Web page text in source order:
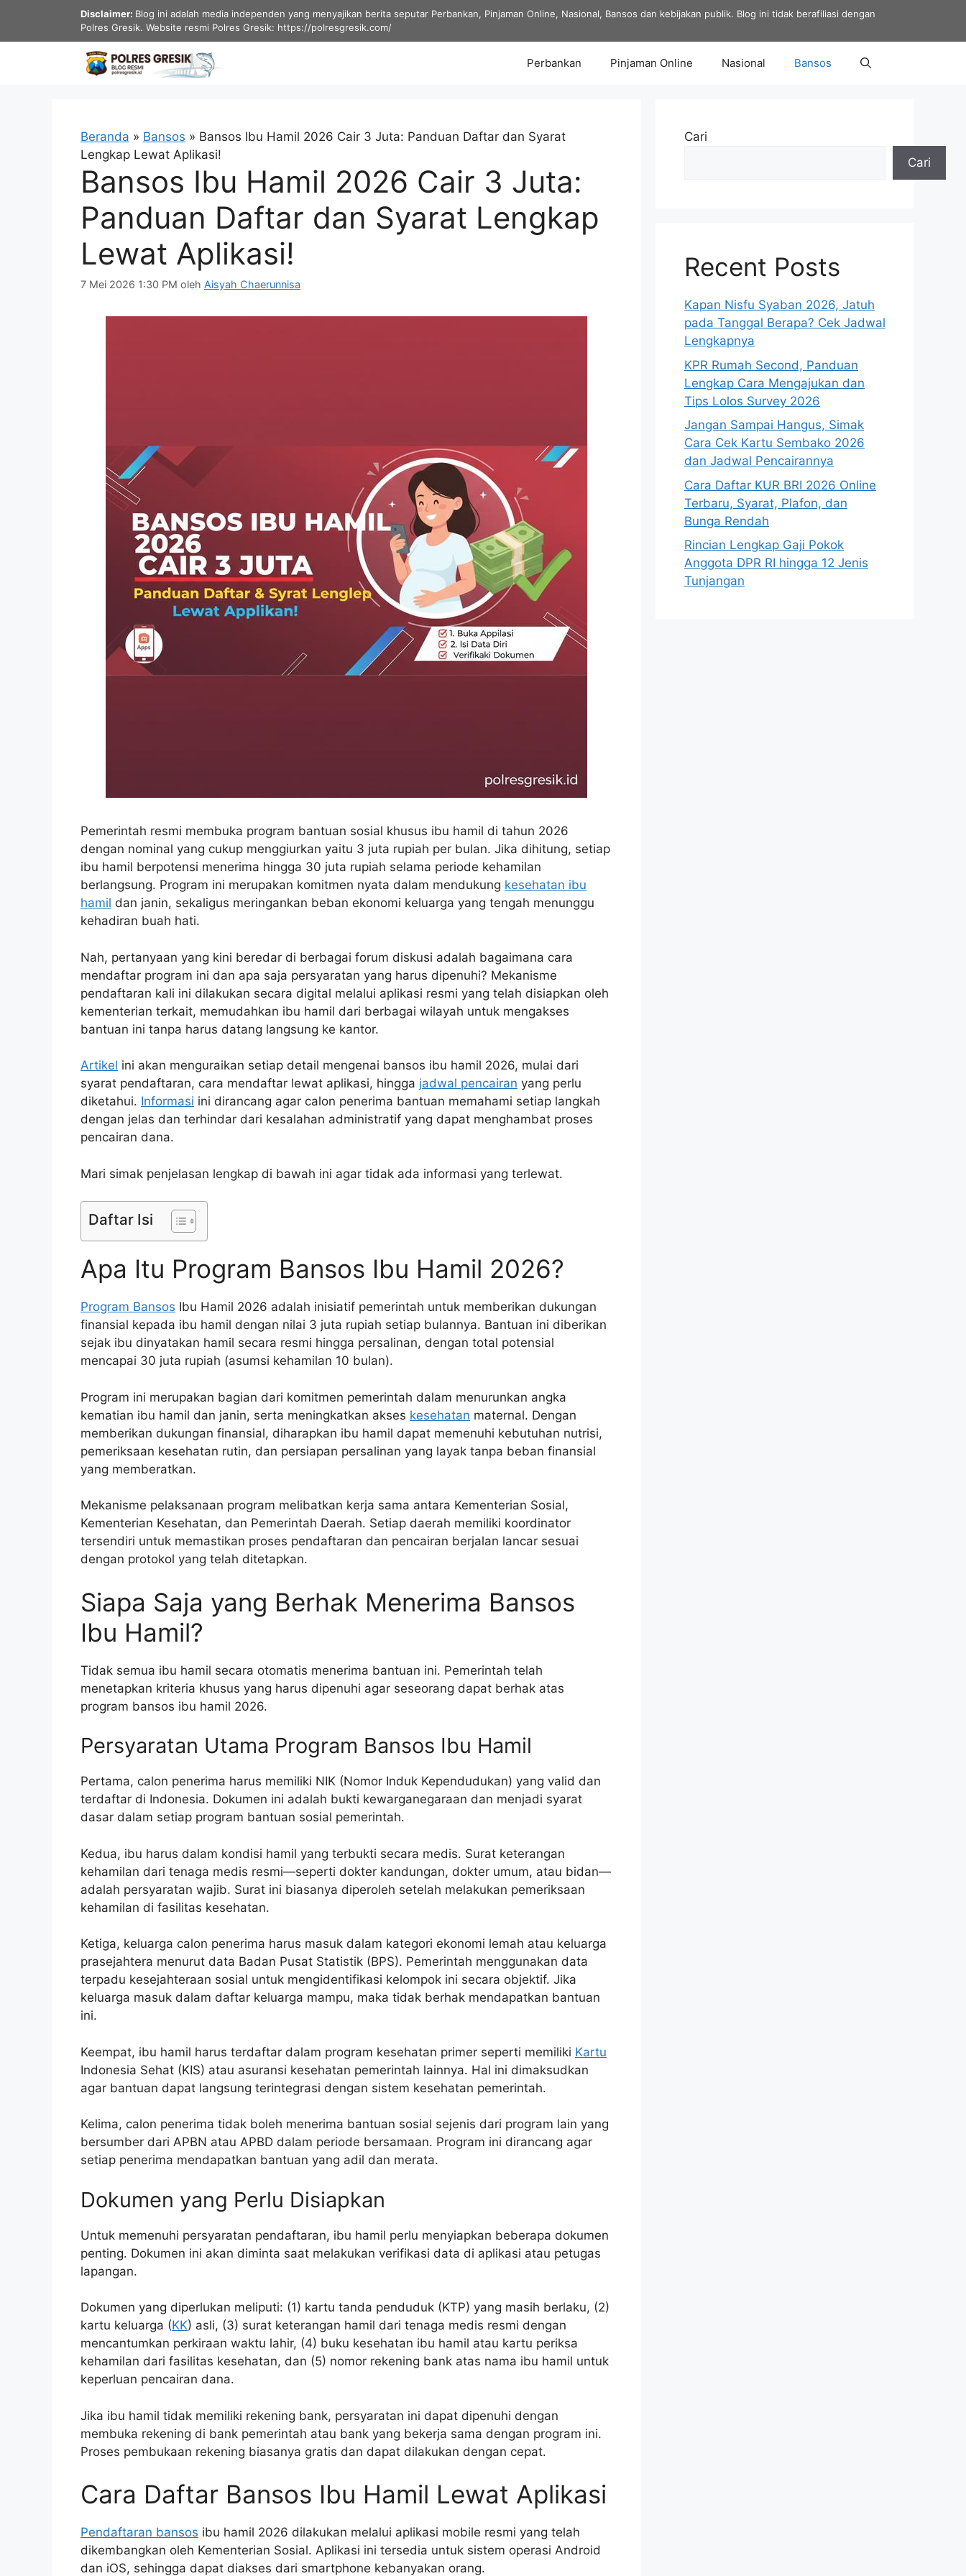
isi
Disclaimer: Blog ini adalah media independen yang menyajikan berita seputar Perbankan, Pinjaman Online, Nasional, Bansos dan kebijakan publik. Blog ini tidak berafiliasi dengan
Polres Gresik. Website resmi Polres Gresik: https://polresgresik.com/
Perbankan Pinjaman Online Nasional Bansos
Beranda » Bansos » Bansos Ibu Hamil 2026 Cair 3 Juta: Panduan Daftar dan Syarat
Lengkap Lewat Aplikasi!
Bansos Ibu Hamil 2026 Cair 3 Juta:
Panduan Daftar dan Syarat Lengkap
Lewat Aplikasi!
7 Mei 2026 1:30 PM oleh Aisyah Chaerunnisa
Pemerintah resmi membuka program bantuan sosial khusus ibu hamil di tahun 2026
dengan nominal yang cukup menggiurkan yaitu 3 juta rupiah per bulan. Jika dihitung, setiap
ibu hamil berpotensi menerima hingga 30 juta rupiah selama periode kehamilan
berlangsung. Program ini merupakan komitmen nyata dalam mendukung kesehatan ibu
hamil dan janin, sekaligus meringankan beban ekonomi keluarga yang tengah menunggu
kehadiran buah hati.
Nah, pertanyaan yang kini beredar di berbagai forum diskusi adalah bagaimana cara
mendaftar program ini dan apa saja persyaratan yang harus dipenuhi? Mekanisme
pendaftaran kali ini dilakukan secara digital melalui aplikasi resmi yang telah disiapkan oleh
kementerian terkait, memudahkan ibu hamil dari berbagai wilayah untuk mengakses
bantuan ini tanpa harus datang langsung ke kantor.
Artikel ini akan menguraikan setiap detail mengenai bansos ibu hamil 2026, mulai dari
syarat pendaftaran, cara mendaftar lewat aplikasi, hingga jadwal pencairan yang perlu
diketahui. Informasi ini dirancang agar calon penerima bantuan memahami setiap langkah
dengan jelas dan terhindar dari kesalahan administratif yang dapat menghambat proses
pencairan dana.
Mari simak penjelasan lengkap di bawah ini agar tidak ada informasi yang terlewat.
Daftar Isi
Apa Itu Program Bansos Ibu Hamil 2026?
Program Bansos Ibu Hamil 2026 adalah inisiatif pemerintah untuk memberikan dukungan
finansial kepada ibu hamil dengan nilai 3 juta rupiah setiap bulannya. Bantuan ini diberikan
sejak ibu dinyatakan hamil secara resmi hingga persalinan, dengan total potensial
mencapai 30 juta rupiah (asumsi kehamilan 10 bulan).
Program ini merupakan bagian dari komitmen pemerintah dalam menurunkan angka
kematian ibu hamil dan janin, serta meningkatkan akses kesehatan maternal. Dengan
memberikan dukungan finansial, diharapkan ibu hamil dapat memenuhi kebutuhan nutrisi,
pemeriksaan kesehatan rutin, dan persiapan persalinan yang layak tanpa beban finansial
yang memberatkan.
Mekanisme pelaksanaan program melibatkan kerja sama antara Kementerian Sosial,
Kementerian Kesehatan, dan Pemerintah Daerah. Setiap daerah memiliki koordinator
tersendiri untuk memastikan proses pendaftaran dan pencairan berjalan lancar sesuai
dengan protokol yang telah ditetapkan.
Siapa Saja yang Berhak Menerima Bansos
Ibu Hamil?
Tidak semua ibu hamil secara otomatis menerima bantuan ini. Pemerintah telah
menetapkan kriteria khusus yang harus dipenuhi agar seseorang dapat berhak atas
program bansos ibu hamil 2026.
Persyaratan Utama Program Bansos Ibu Hamil
Pertama, calon penerima harus memiliki NIK (Nomor Induk Kependudukan) yang valid dan
terdaftar di Indonesia. Dokumen ini adalah bukti kewarganegaraan dan menjadi syarat
dasar dalam setiap program bantuan sosial pemerintah.
Kedua, ibu harus dalam kondisi hamil yang terbukti secara medis. Surat keterangan
kehamilan dari tenaga medis resmi—seperti dokter kandungan, dokter umum, atau bidan—
adalah persyaratan wajib. Surat ini biasanya diperoleh setelah melakukan pemeriksaan
kehamilan di fasilitas kesehatan.
Ketiga, keluarga calon penerima harus masuk dalam kategori ekonomi lemah atau keluarga
prasejahtera menurut data Badan Pusat Statistik (BPS). Pemerintah menggunakan data
terpadu kesejahteraan sosial untuk mengidentifikasi kelompok ini secara objektif. Jika
keluarga masuk dalam daftar keluarga mampu, maka tidak berhak mendapatkan bantuan
ini.
Keempat, ibu hamil harus terdaftar dalam program kesehatan primer seperti memiliki Kartu
Indonesia Sehat (KIS) atau asuransi kesehatan pemerintah lainnya. Hal ini dimaksudkan
agar bantuan dapat langsung terintegrasi dengan sistem kesehatan pemerintah.
Kelima, calon penerima tidak boleh menerima bantuan sosial sejenis dari program lain yang
bersumber dari APBN atau APBD dalam periode bersamaan. Program ini dirancang agar
setiap penerima mendapatkan bantuan yang adil dan merata.
Dokumen yang Perlu Disiapkan
Untuk memenuhi persyaratan pendaftaran, ibu hamil perlu menyiapkan beberapa dokumen
penting. Dokumen ini akan diminta saat melakukan verifikasi data di aplikasi atau petugas
lapangan.
Dokumen yang diperlukan meliputi: (1) kartu tanda penduduk (KTP) yang masih berlaku, (2)
kartu keluarga (KK) asli, (3) surat keterangan hamil dari tenaga medis resmi dengan
mencantumkan perkiraan waktu lahir, (4) buku kesehatan ibu hamil atau kartu periksa
kehamilan dari fasilitas kesehatan, dan (5) nomor rekening bank atas nama ibu hamil untuk
keperluan pencairan dana.
Jika ibu hamil tidak memiliki rekening bank, persyaratan ini dapat dipenuhi dengan
membuka rekening di bank pemerintah atau bank yang bekerja sama dengan program ini.
Proses pembukaan rekening biasanya gratis dan dapat dilakukan dengan cepat.
Cara Daftar Bansos Ibu Hamil Lewat Aplikasi
Pendaftaran bansos ibu hamil 2026 dilakukan melalui aplikasi mobile resmi yang telah
dikembangkan oleh Kementerian Sosial. Aplikasi ini tersedia untuk sistem operasi Android
dan iOS, sehingga dapat diakses dari smartphone kebanyakan orang.
Cari
Cari
Recent Posts
Kapan Nisfu Syaban 2026, Jatuh
pada Tanggal Berapa? Cek Jadwal
Lengkapnya
KPR Rumah Second, Panduan
Lengkap Cara Mengajukan dan
Tips Lolos Survey 2026
Jangan Sampai Hangus, Simak
Cara Cek Kartu Sembako 2026
dan Jadwal Pencairannya
Cara Daftar KUR BRI 2026 Online
Terbaru, Syarat, Plafon, dan
Bunga Rendah
Rincian Lengkap Gaji Pokok
Anggota DPR RI hingga 12 Jenis
Tunjangan